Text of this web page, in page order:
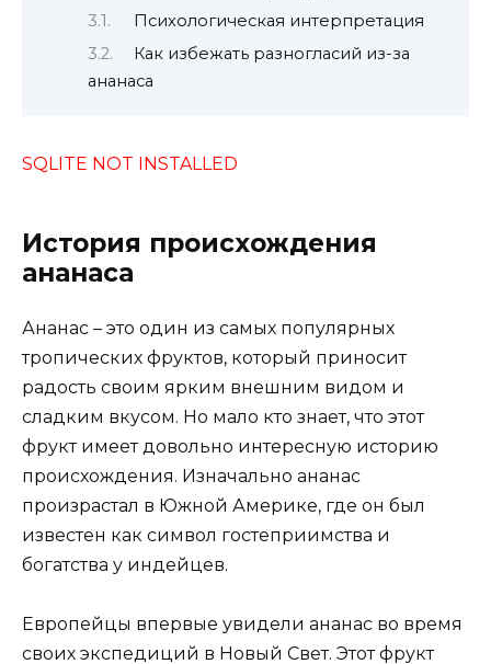
Психологическая интерпретация
Как избежать разногласий из-за
ананаса
SQLITE NOT INSTALLED
История происхождения
ананаса
Ананас – это один из самых популярных
тропических фруктов, который приносит
радость своим ярким внешним видом и
сладким вкусом. Но мало кто знает, что этот
фрукт имеет довольно интересную историю
происхождения. Изначально ананас
произрастал в Южной Америке, где он был
известен как символ гостеприимства и
богатства у индейцев.
Европейцы впервые увидели ананас во время
своих экспедиций в Новый Свет. Этот фрукт